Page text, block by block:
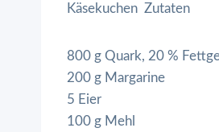
Käsekuchen Zutaten
800 g Quark, 20 %
200 g Margarine
5 Eier
100 g Mehl